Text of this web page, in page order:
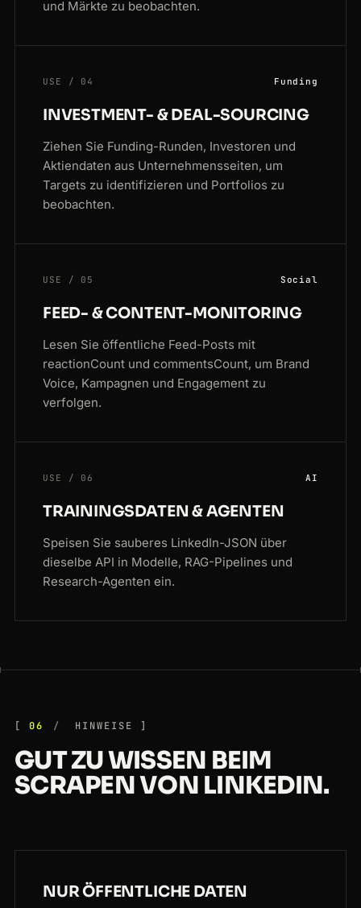
und Märkte zu beobachten.
USE / 04 Funding
INVESTMENT- & DEAL-SOURCING
Ziehen Sie Funding-Runden, Investoren und
Aktiendaten aus Unternehmensseiten, um
Targets zu identifizieren und Portfolios zu
beobachten.
USE / 05 Social
FEED- & CONTENT-MONITORING
Lesen Sie öffentliche Feed-Posts mit
reactionCount und commentsCount, um Brand
Voice, Kampagnen und Engagement zu
verfolgen.
USE / 06 AI
TRAININGSDATEN & AGENTEN
Speisen Sie sauberes LinkedIn-JSON über
dieselbe API in Modelle, RAG-Pipelines und
Research-Agenten ein.
06 HINWEISE
GUT ZU WISSEN BEIM
SCRAPEN VON LINKEDIN.
NUR ÖFFENTLICHE DATEN